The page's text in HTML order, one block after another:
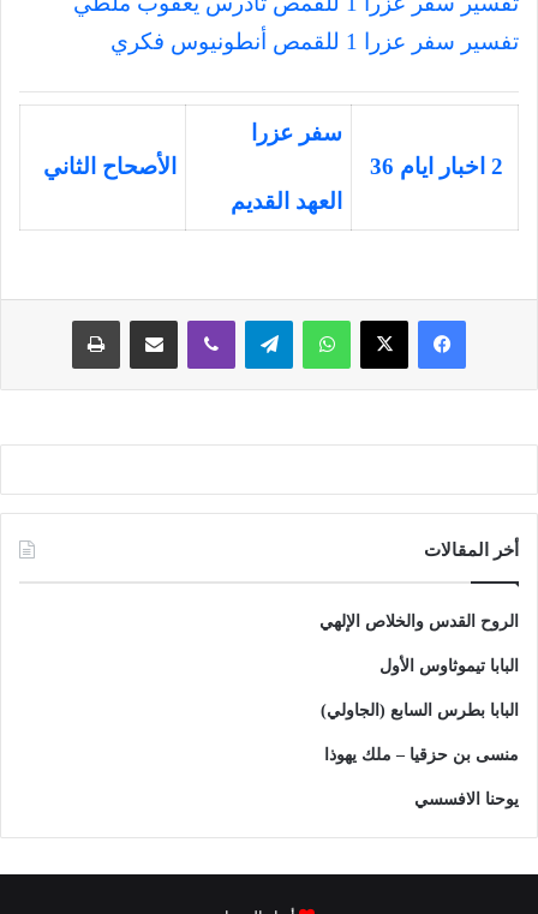
تفسير سفر عزرا 1 للقمص أنطونيوس فكري
سفر عزرا
العهد القديم
الأصحاح الثاني
فيسبوك ‫X واتساب تيلقرام ڤايبر
أخر المقالات
الروح القدس والخلاص الإلهي
البابا تيموثاوس الأول
البابا بطرس السابع (الجاولي)
منسى بن حزقيا – ملك يهوذا
يوحنا الافسسي